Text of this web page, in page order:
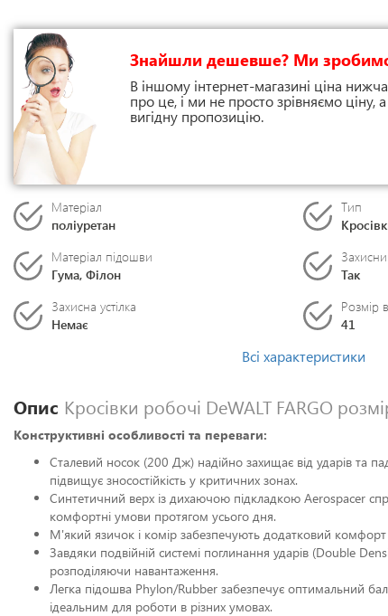
Знайшли дешевше? Ми
В іншому інтернет-магазині ціна
про це, і ми не просто зрівняємо
вигідну пропозицію.
Матеріал
поліуретан
Тип
Матеріал підошви
Гума, Філон
Так
Захисна устілка
Немає
Розмір
41
Всі характеристики
Опис Кросівки робочі DeWALT FARGO
Конструктивні особливості та переваги:
Сталевий носок (200 Дж) надійно захищає від ударів та
підвищує зносостійкість у критичних зонах.
Синтетичний верх із дихаючою підкладкою Aerospacer
комфортні умови протягом усього дня.
М'який язичок і комір забезпечують додатковий комфорт
Завдяки подвійній системі поглинання ударів (Double
розподіляючи навантаження.
Легка підошва Phylon/Rubber забезпечує оптимальний
ідеальним для роботи в різних умовах.